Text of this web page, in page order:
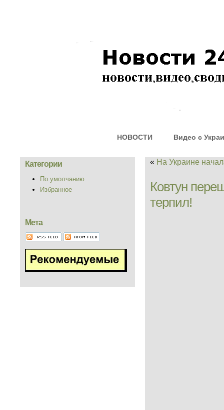
НОВОСТИ Видео с
Категории
По умолчанию
Избранное
Мета
« На Украине
Ковтун
терпил!